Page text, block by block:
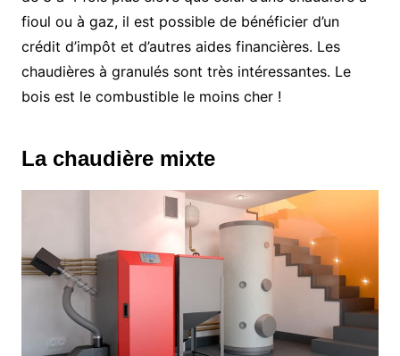
fioul ou à gaz, il est possible de bénéficier d’un
crédit d’impôt et d’autres aides financières. Les
chaudières à granulés sont très intéressantes. Le
bois est le combustible le moins cher !
La chaudière mixte